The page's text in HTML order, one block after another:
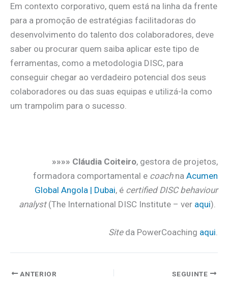
Em contexto corporativo, quem está na linha da frente
para a promoção de estratégias facilitadoras do
desenvolvimento do talento dos colaboradores, deve
saber ou procurar quem saiba aplicar este tipo de
ferramentas, como a metodologia DISC, para
conseguir chegar ao verdadeiro potencial dos seus
colaboradores ou das suas equipas e utilizá-la como
um trampolim para o sucesso.
»»»» Cláudia Coiteiro, gestora de projetos,
formadora comportamental e coachna Acumen
Global Angola | Dubai, é certified DISC behaviour
analyst (The International DISC Institute – ver aqui).
Siteda PowerCoaching aqui.
ANTERIOR SEGUINTE